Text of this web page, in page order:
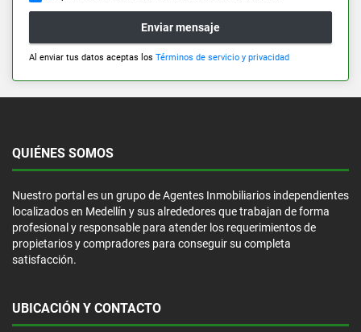
Enviar mensaje
Al enviar tus datos aceptas los Términos de servicio y privacidad
QUIÉNES SOMOS
Nuestro portal es un grupo de Agentes Inmobiliarios independientes
localizados en Medellín y sus alrededores que trabajan de forma
profesional y responsable para atender los requerimientos de
propietarios y compradores para conseguir su completa
satisfacción.
UBICACIÓN Y CONTACTO